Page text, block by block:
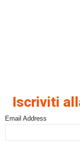
Iscriviti
Email Address